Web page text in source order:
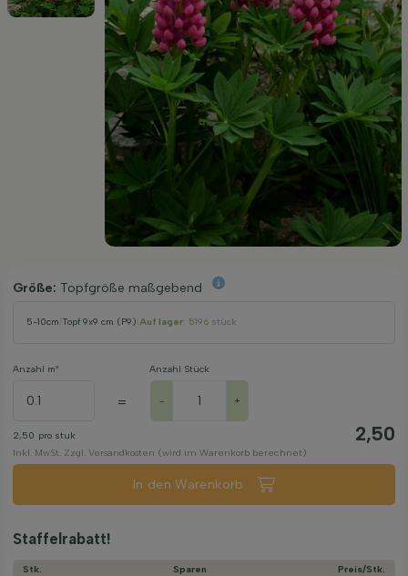
Größe: Topfgröße maßgebend
5-10cm Topf 9x9 cm (P9) Auf lager: 5196 stück
Anzahl m²
=
Anzahl Stück
- +
2,50 pro stuk 2,50
Inkl. MwSt. Zzgl. Versandkosten (wird im Warenkorb berechnet)
In den Warenkorb
Staffelrabatt!
Stk. Sparen
Preis/­Stk.